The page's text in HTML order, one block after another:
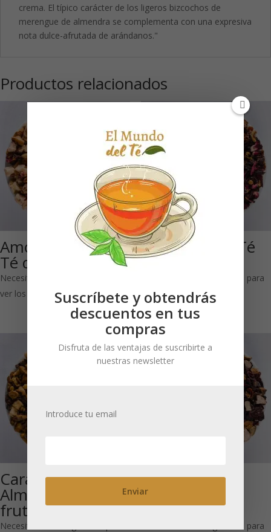
crema. El típico carácter de los ligeros bizcochos de
merengue de almendra se complementa con una expresiva
nota dulce-afrutada de arándanos."
Productos relacionados
Amor de Dragón:
Té de frutas
Necesitas estar registrado para
ver los precios
Fresa & Kiwi: Té
de frutas
Necesitas estar registrado para
ver los precios
Caramelo de
Almendra (Té de
frutas)
Necesitas estar registrado para
Ponche para
niños: Té de
frutas
Necesitas estar registrado para
Suscríbete y obtendrás
descuentos en tus
compras
Disfruta de las ventajas de suscribirte a
nuestras newsletter
Introduce tu email